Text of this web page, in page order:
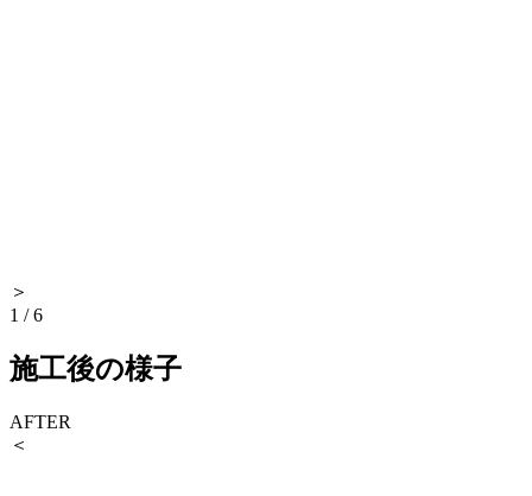
＞
1 /6
施工後の様子
AFTER
＜